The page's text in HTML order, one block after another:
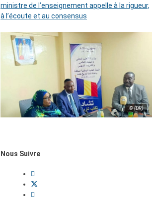
ministre de l’enseignement appelle à la rigueur,
à l’écoute et au consensus
© (DR)
Nous Suivre